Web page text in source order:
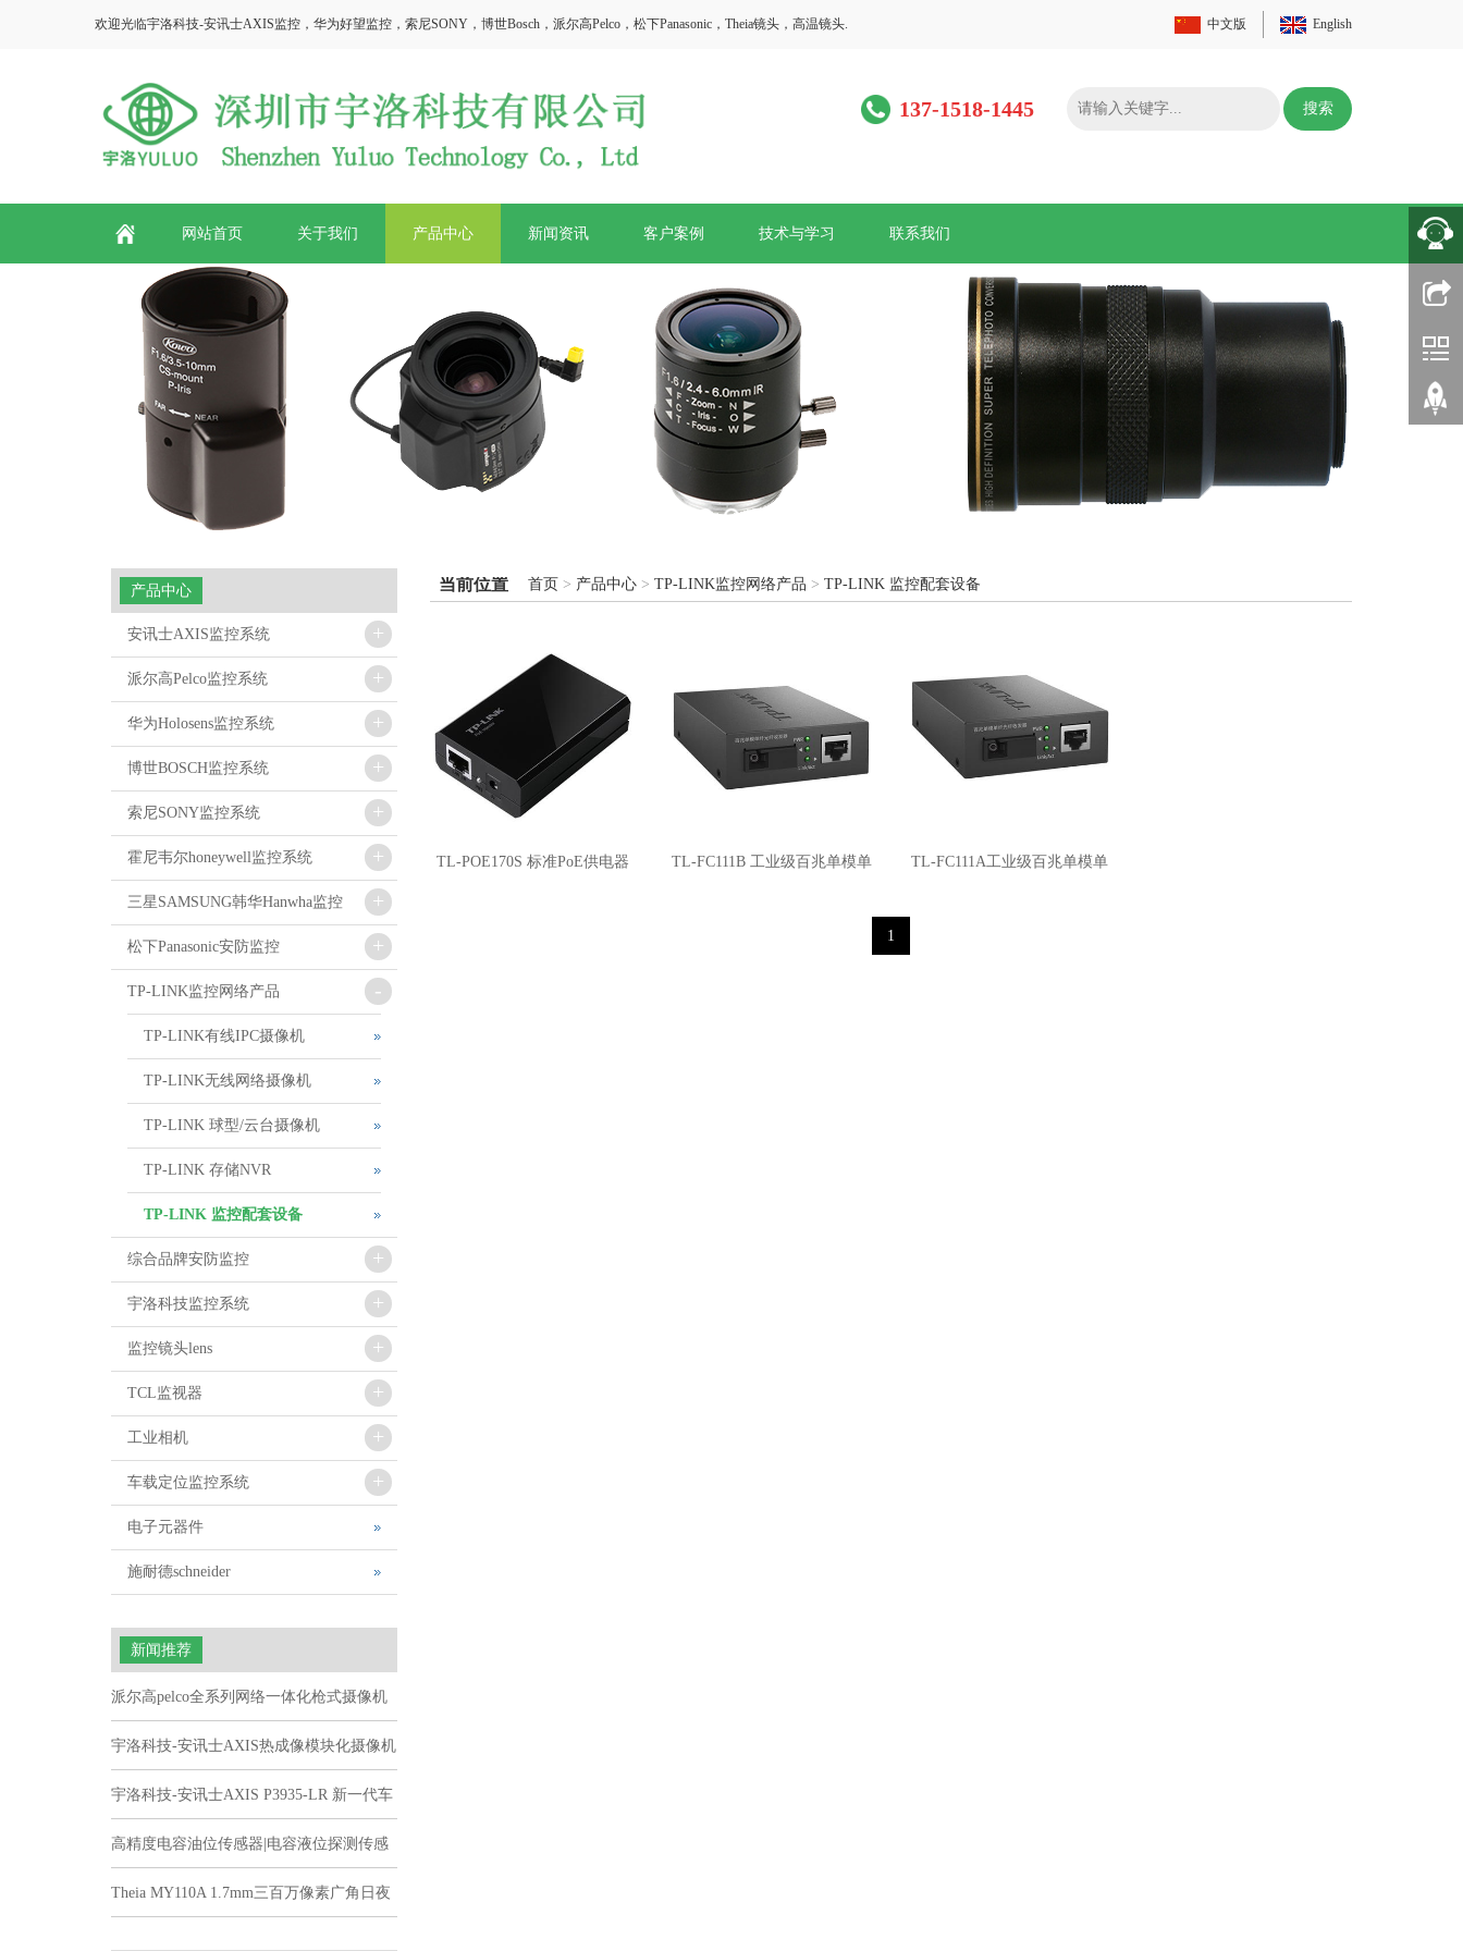
欢迎光临宇洛科技-安讯士AXIS监控，华为好望监控，索尼SONY，博世Bosch，派尔高Pelco，松下Panasonic，Theia镜头，高温镜头. English
中文版
137-1518-1445 搜索
网站首页 关于我们 产品中心 新闻资讯 客户案例 技术与学习 联系我们
当前位置 首页> 产品中心> TP-LINK监控网络产品 > TP-LINK 监控配套设备
TL-POE170S 标准PoE供电器 TL-FC111B 工业级百兆单模单 TL-FC111A工业级百兆单模单
1
产品中心
安讯士AXIS监控系统 +
派尔高Pelco监控系统 +
华为Holosens监控系统 +
博世BOSCH监控系统 +
索尼SONY监控系统 +
霍尼韦尔honeywell监控系统 +
三星SAMSUNG韩华Hanwha监控 +
松下Panasonic安防监控 +
TP-LINK监控网络产品 -
TP-LINK有线IPC摄像机
TP-LINK无线网络摄像机
TP-LINK 球型/云台摄像机
TP-LINK 存储NVR
TP-LINK 监控配套设备
综合品牌安防监控 +
宇洛科技监控系统 +
监控镜头lens +
TCL监视器 +
工业相机 +
车载定位监控系统 +
电子元器件
施耐德schneider
新闻推荐
派尔高pelco全系列网络一体化枪式摄像机
宇洛科技-安讯士AXIS热成像模块化摄像机
宇洛科技-安讯士AXIS P3935-LR 新一代车
载摄像机
高精度电容油位传感器|电容液位探测传感
器 型号CLS2
Theia MY110A 1.7mm三百万像素广角日夜